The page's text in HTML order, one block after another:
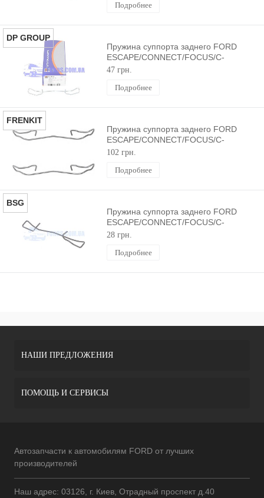
Подробнее
DP GROUP
Пружина суппорта заднего FORD
ESCAPE/CONNECT/FOCUS/C-
MAX/KUGA 2002- (1ШТ) DP GROUP
47 грн.
Подробнее
FRENKIT
Пружина суппорта заднего FORD
ESCAPE/CONNECT/FOCUS/C-
MAX/KUGA 2002- (К-КТ 2ШТ)
102 грн.
Подробнее
BSG
Пружина суппорта заднего FORD
ESCAPE/CONNECT/FOCUS/C-
MAX/KUGA 2002- (1ШТ) BSG
28 грн.
Подробнее
НАШИ ПРЕДЛОЖЕНИЯ
ПОМОЩЬ И СЕРВИСЫ
Автозапчасти к автомобилям FORD от лучших
производителей
Наш адрес: 03126, г. Киев, Отрадный проспект д.40